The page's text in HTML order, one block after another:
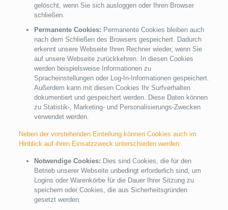
gelöscht, wenn Sie sich ausloggen oder Ihren Browser
schließen.
Permanente Cookies: Permanente Cookies bleiben auch
nach dem Schließen des Browsers gespeichert. Dadurch
erkennt unsere Webseite Ihren Rechner wieder, wenn Sie
auf unsere Webseite zurückkehren. In diesen Cookies
werden beispielsweise Informationen zu
Spracheinstellungen oder Log-In-Informationen gespeichert.
Außerdem kann mit diesen Cookies Ihr Surfverhalten
dokumentiert und gespeichert werden. Diese Daten können
zu Statistik-, Marketing- und Personalisierungs-Zwecken
verwendet werden.
Neben der vorstehenden Einteilung können Cookies auch im
Hinblick auf ihren Einsatzzweck unterschieden werden:
Notwendige Cookies: Dies sind Cookies, die für den
Betrieb unserer Webseite unbedingt erforderlich sind, um
Logins oder Warenkörbe für die Dauer Ihrer Sitzung zu
speichern oder Cookies, die aus Sicherheitsgründen
gesetzt werden.